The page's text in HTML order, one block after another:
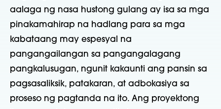
aalaga ng nasa hustong gulang ay isa sa mga
pinakamahirap na hadlang para sa mga
kabataang may espesyal na
pangangailangan sa pangangalagang
pangkalusugan, ngunit kakaunti ang pansin sa
pagsasaliksik, patakaran, at adbokasiya sa
proseso ng pagtanda na ito. Ang proyektong